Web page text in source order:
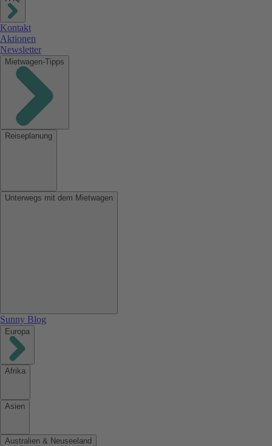
Kontakt
Aktionen
Newsletter
Mietwagen-Tipps
Reiseplanung
Unterwegs mit dem Mietwagen
Sunny Blog
Europa
Afrika
Asien
Australien & Neuseeland